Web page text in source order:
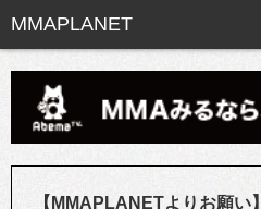
【MMAPLANETよりお願い】